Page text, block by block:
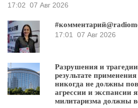
17:02 07 Авг 2026
17:01 07 Авг 2026
Разрушения и
результате
никогда не должны
агрессии и экспансии
милитаризма должны